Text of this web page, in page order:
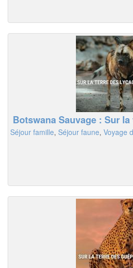
Botswana Sauvage : Sur
Séjour famille, Séjour faune, Voyage